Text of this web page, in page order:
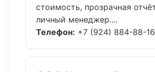
стоимость, прозрачная
личный менеджер....
Телефон: +7 (924) 884-88-16